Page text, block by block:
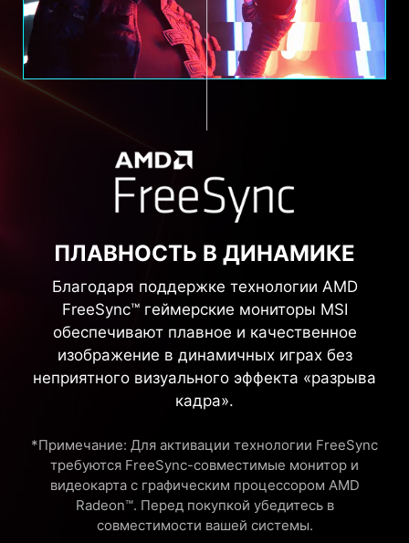
ПЛАВНОСТЬ В ДИНАМИКЕ
Благодаря поддержке технологии AMD
FreeSync™ геймерские мониторы MSI
обеспечивают плавное и качественное
изображение в динамичных играх без
неприятного визуального эффекта «разрыва
кадра».
*Примечание: Для активации технологии FreeSync
требуются FreeSync-совместимые монитор и
видеокарта с графическим процессором AMD
Radeon™. Перед покупкой убедитесь в
совместимости вашей системы.